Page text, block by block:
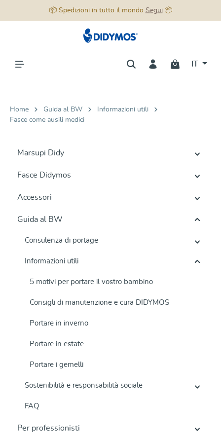
📦 Spedizioni in tutto il mondo Segui📦
Home Guida al BW
Informazioni utili
Fasce come ausili medici
Marsupi Didy
Fasce Didymos
Accessori
Guida al BW
Consulenza di portage
Informazioni utili
5 motivi per portare il vostro bambino
Consigli di manutenzione e cura DIDYMOS
Portare in inverno
Portare in estate
Portare i gemelli
Sostenibilità e responsabilità sociale
FAQ
Per professionisti